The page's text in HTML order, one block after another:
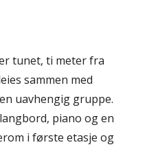
tunet, ti meter fra
sammen med
uavhengig gruppe.
piano og en
i første etasje og